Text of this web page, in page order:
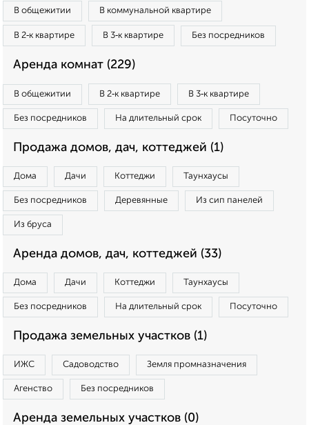
В общежитии В коммунальной квартире
В 2‑к квартире В 3‑к квартире Без посредников
Аренда комнат (229)
В общежитии В 2‑к квартире В 3‑к квартире
Без посредников На длительный срок Посуточно
Продажа домов, дач, коттеджей (1)
Дома Дачи Коттеджи Таунхаусы
Без посредников Деревянные Из сип панелей
Из бруса
Аренда домов, дач, коттеджей (33)
Дома Дачи Коттеджи Таунхаусы
Без посредников На длительный срок Посуточно
Продажа земельных участков (1)
ИЖС Садоводство Земля промназначения
Агенство Без посредников
Аренда земельных участков (0)